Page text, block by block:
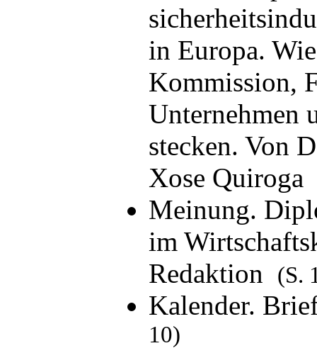
in Europa.
Kommission,
Unternehmen
stecken. Von
Xose Quiroga
Meinung.
im
Redaktion
(S.
Kalender.
10)